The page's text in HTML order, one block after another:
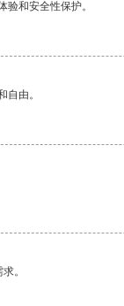
和安全性保护。
自由。
。